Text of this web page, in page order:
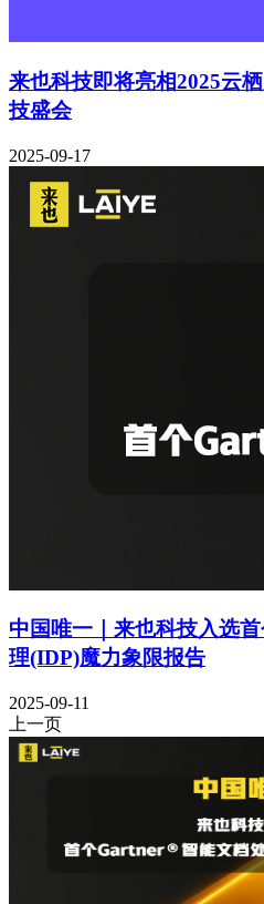
来也科技即将亮相2025云
技盛会
2025-09-17
中国唯一｜来也科技入选
理(IDP)魔力象限报告
2025-09-11
上一页